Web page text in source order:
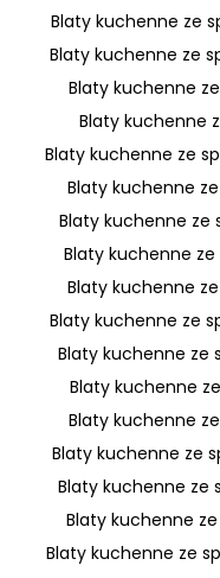
Blaty kuchenne ze
Blaty kuchenne ze
Blaty kuchenne
Blaty kuchenne
Blaty kuchenne ze
Blaty kuchenne
Blaty kuchenne ze
Blaty kuchenne
Blaty kuchenne
Blaty kuchenne ze
Blaty kuchenne ze
Blaty kuchenne
Blaty kuchenne
Blaty kuchenne ze
Blaty kuchenne ze
Blaty kuchenne
Blaty kuchenne ze